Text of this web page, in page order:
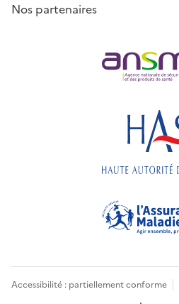
Nos partenaires
Accessibilité : partiellement conforme